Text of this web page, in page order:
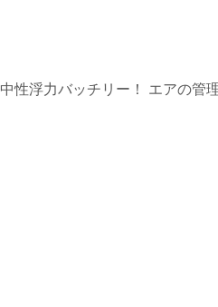
性浮力バッチリー！ エアの管